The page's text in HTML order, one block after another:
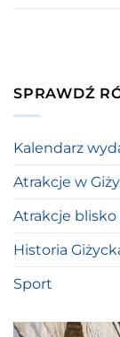
SPRAWDŹ
Kalendarz
Atrakcje w
Atrakcje blisko
Historia
Sport